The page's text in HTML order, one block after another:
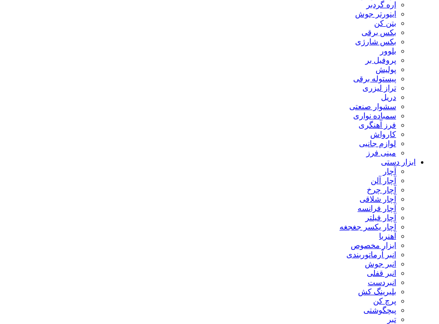
اره گردبر
اینورتر جوش
بتن کن
بکس برقی
بکس شارژی
بلوور
پروفیل بر
پولیش
پیستوله برقی
تراز لیزری
دریل
سشوار صنعتی
سمباده نواری
فرز آهنگری
کارواش
لوازم جانبی
مینی فرز
ابزار دستی
آچار
آچار آلن
آچار چرخ
آچار شلاقی
آچار فرانسه
آچار فیلتر
آچار یکسر جغجغه
آهنربا
ابزار مخصوص
انبر آرماتوربندی
انبر جوش
انبر قفلی
انبردست
بلبرینگ کش
پرچ کن
پیچگوشتی
تبر